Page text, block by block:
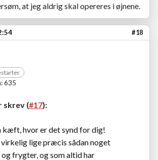
at jeg aldrig skal opereres i øjnene.
#18
635
skrev (#17):
kæft, hvor er det synd for dig!
virkelig lige præcis sådan noget
og frygter, og som altid har